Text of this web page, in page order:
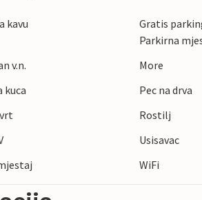
kavu
Gratis
Parkirna
v.n. More
kuca
Pec na drva
Rostilj
Usisavac
WiFi